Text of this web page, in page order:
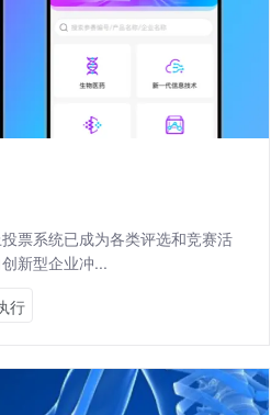
票系统已成为各类评选和竞赛活
新型企业冲...
行‌